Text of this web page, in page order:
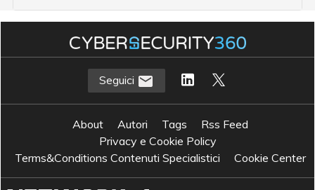
Seguici
About Autori Tags
Rss Feed
Privacy e Cookie Policy
Terms&Conditions Contenuti Specialistici
Cookie Center